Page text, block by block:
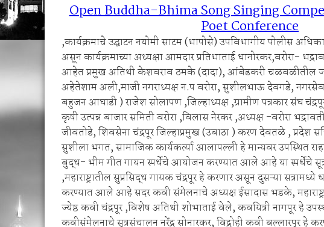
Open Buddha-Bhima Song Singing
Poet Conference
,कार्यक्रमाचे उद्घाटन नयोमी साटम (भापोसे) उपविभागीय पोलीस
असून कार्यक्रमाच्या अध्यक्षा आमदार प्रतिभाताई धानोरकर,वरोरा-
आहेत प्रमुख अतिथी केशवराव ठमके (दादा), आंबेडकरी चळवळीतील
अहेतेशाम अली,माजी नगराध्यक्ष न.प वरोरा, सुशीलभाऊ देवगडे,
बहुजन आघाडी ) राजेश सोलापण ,जिल्हाध्यक्ष ,ग्रामीण पत्रकार संघ
कृषी उत्पन्न बाजार समिती वरोरा ,विलास नेरकर ,अध्यक्ष -वरोरा
जीवतोडे, शिवसेना चंद्रपूर जिल्हाप्रमुख (उबाठा ) करण देवतळे , प्रदेश
सुशीला भगत, सामाजिक कार्यकर्त्या आलापल्ली हे मान्यवर उपस्थित
बुद्ध- भीम गीत गायन स्पर्धेचे आयोजन करण्यात आले आहे या स्पर्धेचे
,महाराष्ट्रातील सुप्रसिद्ध गायक चंद्रपूर हे करणार असून दुसऱ्या
करण्यात आले आहे सदर कवी संमेलनाचे अध्यक्ष ईसादास भडके,
ज्येष्ठ कवी चंद्रपूर ,विशेष अतिथी शोभाताई वेले, कवयित्री नागपूर हे
कवीसंमेलनाचे सूत्रसंचालन नरेंद्र सोनारकर, विद्रोही कवी बल्लारपूर